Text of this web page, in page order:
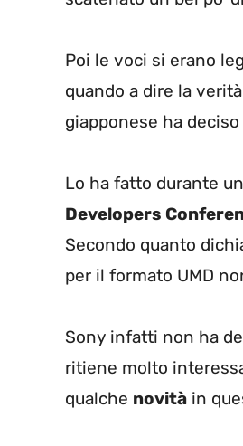
Poi le voci si erano
quando a dire la
giapponese ha
Lo ha fatto durante
Developers
Secondo quanto
per il formato UMD
Sony infatti non ha
ritiene molto
qualche novità in